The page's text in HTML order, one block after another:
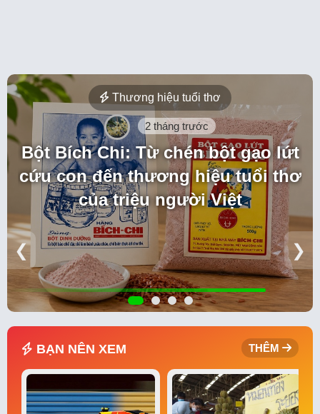
Thương hiệu tuổi thơ
2 tháng trước
Bột Bích Chi: Từ chén bột gạo lứt
cứu con đến thương hiệu tuổi thơ
của triệu người Việt
❮ ❯
BẠN NÊN XEM THÊM